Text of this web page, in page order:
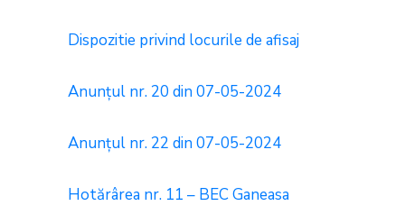
Dispozitie privind locurile de afisaj
Anunțul nr. 20 din 07-05-2024
Anunțul nr. 22 din 07-05-2024
Hotărârea nr. 11 – BEC Ganeasa